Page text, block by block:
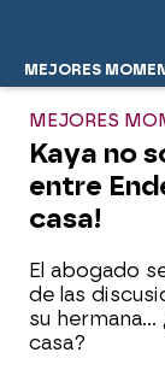
MEJORES
MEJORES
Kaya no
entre
casa!
El abogado
de las
su hermana…
casa?